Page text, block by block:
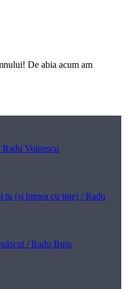
De abia acum am
Voinescu
tu (și lumea cu tine) / Radu
/ Radu Buțu